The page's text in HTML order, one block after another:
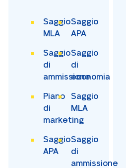
Saggio
MLA
Saggio
APA
Saggio
di
ammissione
Saggio
di
economia
Piano
di
marketing
Saggio
MLA
Saggio
APA
Saggio
di
ammissione